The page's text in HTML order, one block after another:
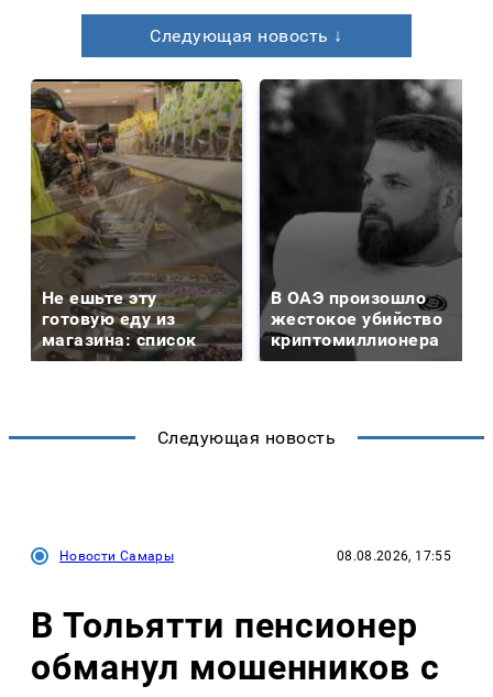
Следующая новость ↓
Не ешьте эту
готовую еду из
магазина: список
В ОАЭ произошло
жестокое убийство
криптомиллионера
Следующая новость
Новости Самары 08.08.2026, 17:55
В Тольятти пенсионер
обманул мошенников с